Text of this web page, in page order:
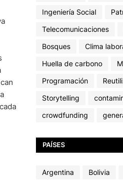
Ingeniería Social
Telecomunicaciones
Bosques
Clima
Huella de carbono
Programación
Storytelling
crowdfunding
PAÍSES
Argentina Bolivia